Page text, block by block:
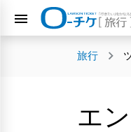
旅行
エ